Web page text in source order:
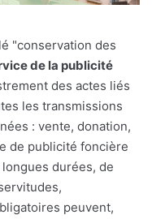
"conservation des
de la publicité
des actes liés
les transmissions
: vente, donation,
de publicité foncière
durées, de
peuvent,